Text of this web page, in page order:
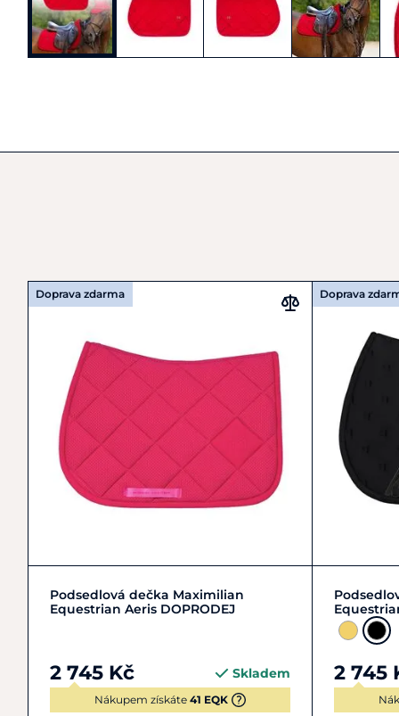
Doprava zdarma
DR VS
Podsedlová dečka Maximilian
Equestrian Aeris DOPRODEJ
2 745 Kč Skladem
Nákupem získáte 41 EQK
Doprava
2 745